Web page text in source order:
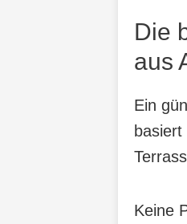
Die
aus
Ein
basiert
Keine